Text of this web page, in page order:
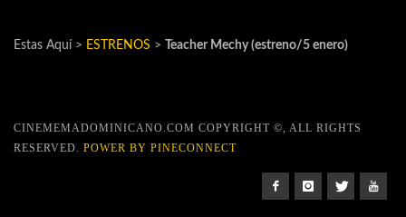
Estas Aquí > ESTRENOS > Teacher Mechy (estreno/5 enero)
CINEMEMADOMINICANO.COM COPYRIGHT ©, ALL RIGHTS
RESERVED. POWER BY PINECONNECT